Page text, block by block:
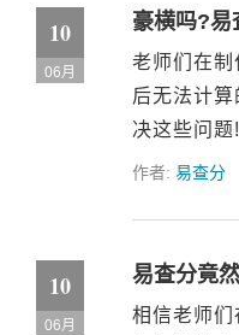
10
06月
豪横吗?易
老师们在
后无法计
决这些问
作者: 易查分
10
06月
易查分竟
相信老师